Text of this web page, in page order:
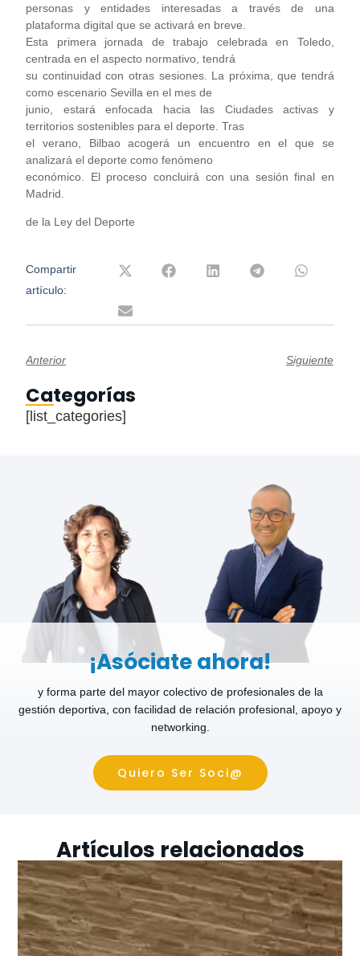
personas y entidades interesadas a través de una
plataforma digital que se activará en breve.
Esta primera jornada de trabajo celebrada en Toledo,
centrada en el aspecto normativo, tendrá
su continuidad con otras sesiones. La próxima, que tendrá
como escenario Sevilla en el mes de
junio, estará enfocada hacia las Ciudades activas y
territorios sostenibles para el deporte. Tras
el verano, Bilbao acogerá un encuentro en el que se
analizará el deporte como fenómeno
económico. El proceso concluirá con una sesión final en
Madrid.
de la Ley del Deporte
Compartir
artículo:
Anterior Siguiente
Categorías
[list_categories]
¡Asóciate ahora!
y forma parte del mayor colectivo de profesionales de la
gestión deportiva, con facilidad de relación profesional, apoyo y
networking.
Quiero Ser Soci@
Artículos relacionados